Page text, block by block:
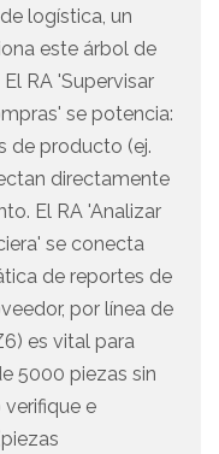
logística, un
este árbol de
RA 'Supervisar
se potencia:
de producto (ej.
directamente
El RA 'Analizar
se conecta
de reportes de
por línea de
es vital para
5000 piezas sin
e